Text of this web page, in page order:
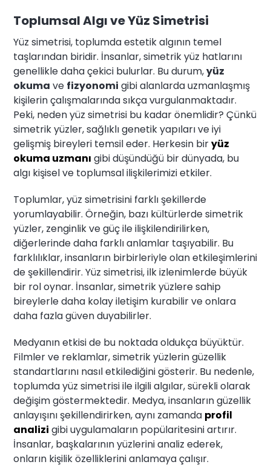
Toplumsal Algı ve Yüz Simetrisi
Yüz simetrisi, toplumda estetik algının temel
taşlarından biridir. İnsanlar, simetrik yüz hatlarını
genellikle daha çekici bulurlar. Bu durum,yüz
okuma ve fizyonomi gibi alanlarda uzmanlaşmış
kişilerin çalışmalarında sıkça vurgulanmaktadır.
Peki, neden yüz simetrisi bu kadar önemlidir? Çünkü
simetrik yüzler, sağlıklı genetik yapıları ve iyi
gelişmiş bireyleri temsil eder. Herkesin biryüz
okuma uzmanı gibi düşündüğü bir dünyada, bu
algı kişisel ve toplumsal ilişkilerimizi etkiler.
Toplumlar, yüz simetrisini farklı şekillerde
yorumlayabilir. Örneğin, bazı kültürlerde simetrik
yüzler, zenginlik ve güç ile ilişkilendirilirken,
diğerlerinde daha farklı anlamlar taşıyabilir. Bu
farklılıklar, insanların birbirleriyle olan etkileşimlerini
de şekillendirir. Yüz simetrisi, ilk izlenimlerde büyük
bir rol oynar. İnsanlar, simetrik yüzlere sahip
bireylerle daha kolay iletişim kurabilir ve onlara
daha fazla güven duyabilirler.
Medyanın etkisi de bu noktada oldukça büyüktür.
Filmler ve reklamlar, simetrik yüzlerin güzellik
standartlarını nasıl etkilediğini gösterir. Bu nedenle,
toplumda yüz simetrisi ile ilgili algılar, sürekli olarak
değişim göstermektedir. Medya, insanların güzellik
anlayışını şekillendirirken, aynı zamanda profil
analizi gibi uygulamaların popülaritesini artırır.
İnsanlar, başkalarının yüzlerini analiz ederek,
onların kişilik özelliklerini anlamaya çalışır.